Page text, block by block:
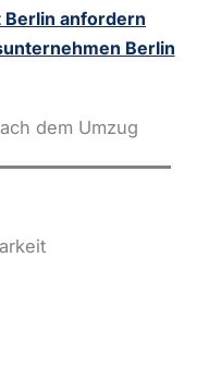
anfordern
Berlin
dem Umzug